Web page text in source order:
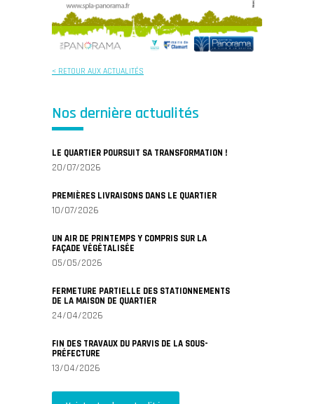
< RETOUR AUX ACTUALITÉS
Nos dernière actualités
LE QUARTIER POURSUIT SA TRANSFORMATION !
20/07/2026
PREMIÈRES LIVRAISONS DANS LE QUARTIER
10/07/2026
UN AIR DE PRINTEMPS Y COMPRIS SUR LA
FAÇADE VÉGÉTALISÉE
05/05/2026
FERMETURE PARTIELLE DES STATIONNEMENTS
DE LA MAISON DE QUARTIER
24/04/2026
FIN DES TRAVAUX DU PARVIS DE LA SOUS-
PRÉFECTURE
13/04/2026